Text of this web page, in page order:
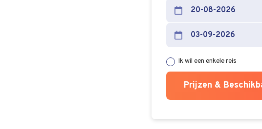
Ik wil een enkele reis
Prijzen &